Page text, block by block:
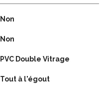
Non
Non
PVC Double Vitrage
Tout à l'égout